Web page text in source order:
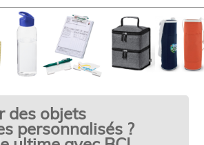
des objets
personnalisés ?